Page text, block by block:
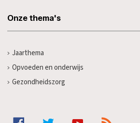
Onze thema's
Jaarthema
Opvoeden en onderwijs
Gezondheidszorg